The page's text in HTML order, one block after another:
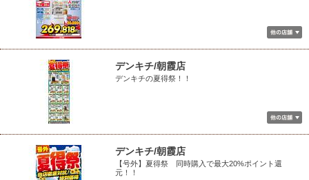
デンキチ/朝霞店
デンキチの夏得祭！！
デンキチ/朝霞店
【号外】夏得祭 同時購入で最大20%ポイント還
元！！